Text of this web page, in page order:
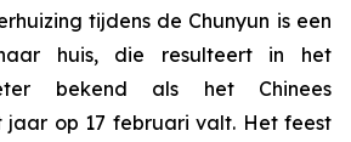
tijdens de Chunyun is een
huis, die resulteert in het
bekend als het Chinees
op 17 februari valt. Het feest